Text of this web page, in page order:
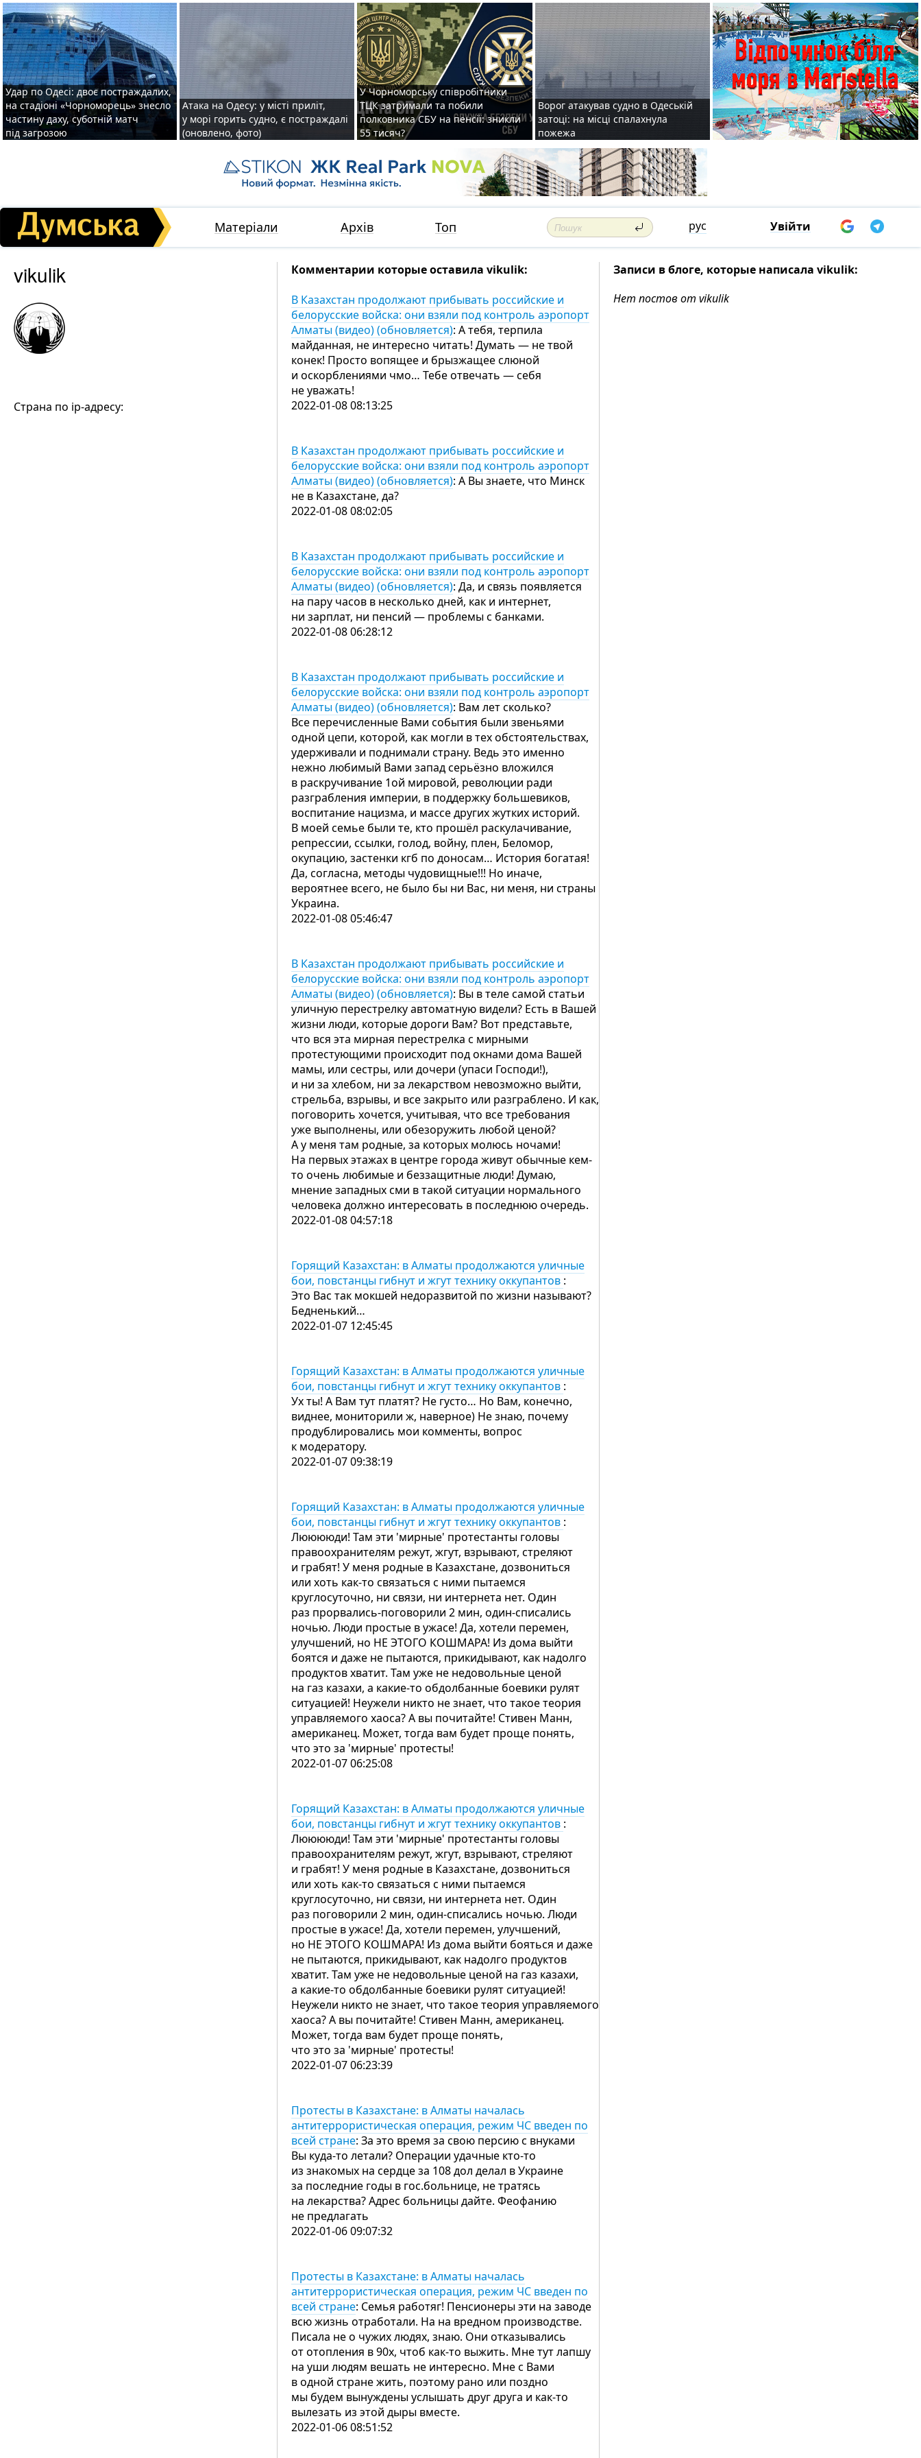
Удар по Одесі: двоє постраждалих,
на стадіоні «Чорноморець» знесло
частину даху, суботній матч
під загрозою
Атака на Одесу: у місті приліт,
у морі горить судно, є постраждалі
(оновлено, фото)
У Чорноморську співробітники
ТЦК затримали та побили
полковника СБУ на пенсії: зникли
55 тисяч?
Ворог атакував судно в Одеській
затоці: на місці спалахнула
пожежа
Матеріали Архів Топ рус Увійти
vikulik
Страна по ip-адресу:
Комментарии которые оставила vikulik:
В Казахстан продолжают прибывать российские и
белорусские войска: они взяли под контроль аэропорт
Алматы (видео) (обновляется): А тебя, терпила
майданная, не интересно читать! Думать — не твой
конек! Просто вопящее и брызжащее слюной
и оскорблениями чмо… Тебе отвечать — себя
не уважать!
2022-01-08 08:13:25
В Казахстан продолжают прибывать российские и
белорусские войска: они взяли под контроль аэропорт
Алматы (видео) (обновляется): А Вы знаете, что Минск
не в Казахстане, да?
2022-01-08 08:02:05
В Казахстан продолжают прибывать российские и
белорусские войска: они взяли под контроль аэропорт
Алматы (видео) (обновляется): Да, и связь появляется
на пару часов в несколько дней, как и интернет,
ни зарплат, ни пенсий — проблемы с банками.
2022-01-08 06:28:12
В Казахстан продолжают прибывать российские и
белорусские войска: они взяли под контроль аэропорт
Алматы (видео) (обновляется): Вам лет сколько?
Все перечисленные Вами события были звеньями
одной цепи, которой, как могли в тех обстоятельствах,
удерживали и поднимали страну. Ведь это именно
нежно любимый Вами запад серьёзно вложился
в раскручивание 1ой мировой, революции ради
разграбления империи, в поддержку большевиков,
воспитание нацизма, и массе других жутких историй.
В моей семье были те, кто прошёл раскулачивание,
репрессии, ссылки, голод, войну, плен, Беломор,
окупацию, застенки кгб по доносам… История богатая!
Да, согласна, методы чудовищные!!! Но иначе,
вероятнее всего, не было бы ни Вас, ни меня, ни страны
Украина.
2022-01-08 05:46:47
В Казахстан продолжают прибывать российские и
белорусские войска: они взяли под контроль аэропорт
Алматы (видео) (обновляется): Вы в теле самой статьи
уличную перестрелку автоматную видели? Есть в Вашей
жизни люди, которые дороги Вам? Вот представьте,
что вся эта мирная перестрелка с мирными
протестующими происходит под окнами дома Вашей
мамы, или сестры, или дочери (упаси Господи!),
и ни за хлебом, ни за лекарством невозможно выйти,
стрельба, взрывы, и все закрыто или разграблено. И как,
поговорить хочется, учитывая, что все требования
уже выполнены, или обезоружить любой ценой?
А у меня там родные, за которых молюсь ночами!
На первых этажах в центре города живут обычные кем-
то очень любимые и беззащитные люди! Думаю,
мнение западных сми в такой ситуации нормального
человека должно интересовать в последнюю очередь.
2022-01-08 04:57:18
Горящий Казахстан: в Алматы продолжаются уличные
бои, повстанцы гибнут и жгут технику оккупантов :
Это Вас так мокшей недоразвитой по жизни называют?
Бедненький…
2022-01-07 12:45:45
Горящий Казахстан: в Алматы продолжаются уличные
бои, повстанцы гибнут и жгут технику оккупантов :
Ух ты! А Вам тут платят? Не густо… Но Вам, конечно,
виднее, мониторили ж, наверное) Не знаю, почему
продублировались мои комменты, вопрос
к модератору.
2022-01-07 09:38:19
Горящий Казахстан: в Алматы продолжаются уличные
бои, повстанцы гибнут и жгут технику оккупантов :
Лююююди! Там эти 'мирные' протестанты головы
правоохранителям режут, жгут, взрывают, стреляют
и грабят! У меня родные в Казахстане, дозвониться
или хоть как-то связаться с ними пытаемся
круглосуточно, ни связи, ни интернета нет. Один
раз прорвались-поговорили 2 мин, один-списались
ночью. Люди простые в ужасе! Да, хотели перемен,
улучшений, но НЕ ЭТОГО КОШМАРА! Из дома выйти
боятся и даже не пытаются, прикидывают, как надолго
продуктов хватит. Там уже не недовольные ценой
на газ казахи, а какие-то обдолбанные боевики рулят
ситуацией! Неужели никто не знает, что такое теория
управляемого хаоса? А вы почитайте! Стивен Манн,
американец. Может, тогда вам будет проще понять,
что это за 'мирные' протесты!
2022-01-07 06:25:08
Горящий Казахстан: в Алматы продолжаются уличные
бои, повстанцы гибнут и жгут технику оккупантов :
Лююююди! Там эти 'мирные' протестанты головы
правоохранителям режут, жгут, взрывают, стреляют
и грабят! У меня родные в Казахстане, дозвониться
или хоть как-то связаться с ними пытаемся
круглосуточно, ни связи, ни интернета нет. Один
раз поговорили 2 мин, один-списались ночью. Люди
простые в ужасе! Да, хотели перемен, улучшений,
но НЕ ЭТОГО КОШМАРА! Из дома выйти бояться и даже
не пытаются, прикидывают, как надолго продуктов
хватит. Там уже не недовольные ценой на газ казахи,
а какие-то обдолбанные боевики рулят ситуацией!
Неужели никто не знает, что такое теория управляемого
хаоса? А вы почитайте! Стивен Манн, американец.
Может, тогда вам будет проще понять,
что это за 'мирные' протесты!
2022-01-07 06:23:39
Протесты в Казахстане: в Алматы началась
антитеррористическая операция, режим ЧС введен по
всей стране: За это время за свою персию с внуками
Вы куда-то летали? Операции удачные кто-то
из знакомых на сердце за 108 дол делал в Украине
за последние годы в гос.больнице, не тратясь
на лекарства? Адрес больницы дайте. Феофанию
не предлагать
2022-01-06 09:07:32
Протесты в Казахстане: в Алматы началась
антитеррористическая операция, режим ЧС введен по
всей стране: Семья работяг! Пенсионеры эти на заводе
всю жизнь отработали. На на вредном производстве.
Писала не о чужих людях, знаю. Они отказывались
от отопления в 90х, чтоб как-то выжить. Мне тут лапшу
на уши людям вешать не интересно. Мне с Вами
в одной стране жить, поэтому рано или поздно
мы будем вынуждены услышать друг друга и как-то
вылезать из этой дыры вместе.
2022-01-06 08:51:52
Записи в блоге, которые написала vikulik:
Нет постов от vikulik